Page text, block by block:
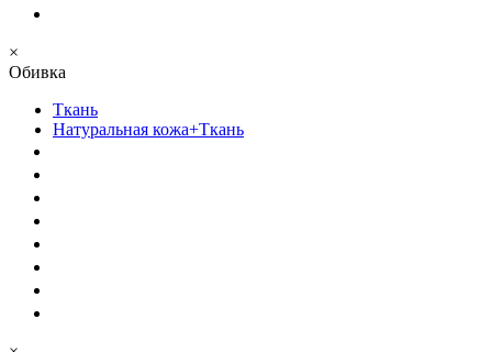
×
Обивка
Ткань
Натуральная кожа+Ткань